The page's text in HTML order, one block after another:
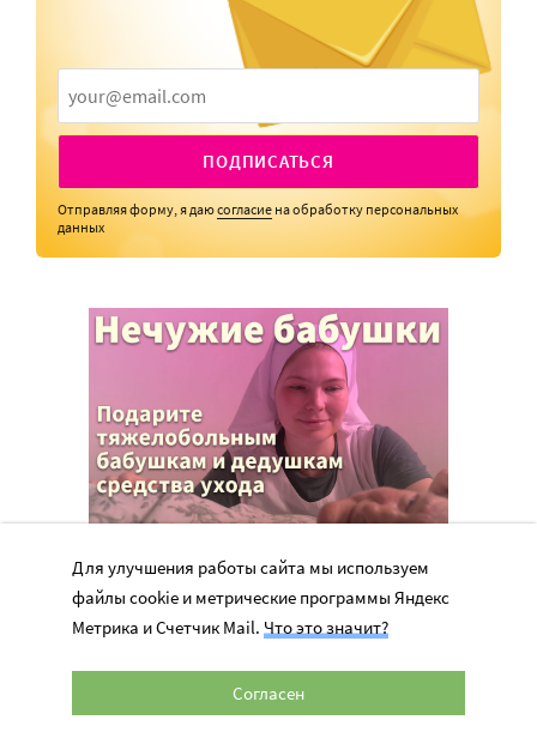
ПОДПИСАТЬСЯ
Отправляя форму, я даюсогласие на обработку персональных
данных
Для улучшения работы сайта мы используем
файлы cookie и метрические программы Яндекс
Метрика и Счетчик Mail. Что это значит?
Согласен